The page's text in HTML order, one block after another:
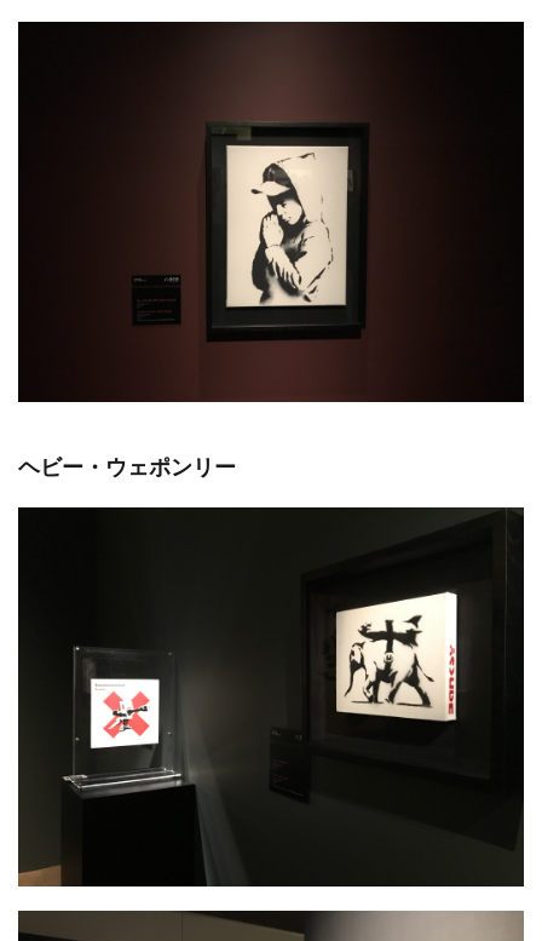
ヘビー・ウェポンリー